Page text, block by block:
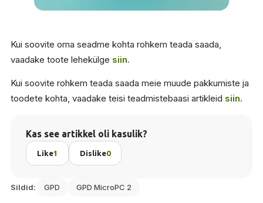
Kui soovite oma seadme kohta rohkem teada saada,
vaadake toote lehekülge siin.
Kui soovite rohkem teada saada meie muude pakkumiste ja
toodete kohta, vaadake teisi teadmistebaasi artikleid siin.
Kas see artikkel oli kasulik?
Like1 Dislike0
Sildid: GPD GPD MicroPC 2